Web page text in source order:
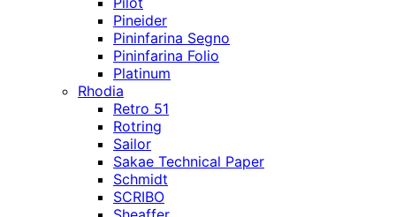
Pineider
Pininfarina Segno
Pininfarina Folio
Platinum
Rhodia
Retro 51
Rotring
Sailor
Sakae Technical Paper
Schmidt
SCRIBO